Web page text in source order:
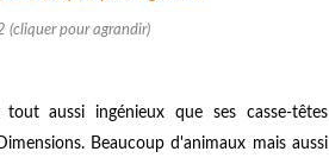
(cliquer pour agrandir)
aussi ingénieux que ses casse-têtes
Beaucoup d'animaux mais aussi